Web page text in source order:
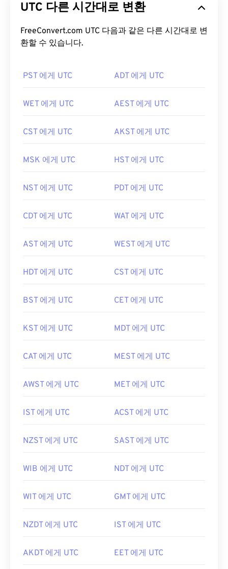
UTC 다른 시간대로 변환
FreeConvert.com UTC 다음과 같은 다른 시간대로 변
환할 수 있습니다.
PST 에게 UTC ADT 에게 UTC
WET 에게 UTC AEST 에게 UTC
CST 에게 UTC AKST 에게 UTC
MSK 에게 UTC HST 에게 UTC
NST 에게 UTC PDT 에게 UTC
CDT 에게 UTC WAT 에게 UTC
AST 에게 UTC WEST 에게 UTC
HDT 에게 UTC CST 에게 UTC
BST 에게 UTC CET 에게 UTC
KST 에게 UTC MDT 에게 UTC
CAT 에게 UTC MEST 에게 UTC
AWST 에게 UTC MET 에게 UTC
IST 에게 UTC ACST 에게 UTC
NZST 에게 UTC SAST 에게 UTC
WIB 에게 UTC NDT 에게 UTC
WIT 에게 UTC GMT 에게 UTC
NZDT 에게 UTC IST 에게 UTC
AKDT 에게 UTC EET 에게 UTC